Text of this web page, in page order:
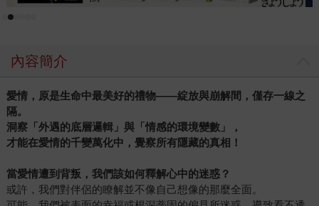
內容簡介
愛情，原是生命中最美好的禮物——綻放與崩解間，僅存一線之
隔。
洞察「外遇的底層邏輯」與「情感的環境變數」，
才能在愛情的千變萬化中，覺察所有隱藏的真相！
當愛情遭到背叛，我們該如何釋解心中的迷惑？
或許，我們對伴侶的瞭解並不像自己想像的那麼全面。